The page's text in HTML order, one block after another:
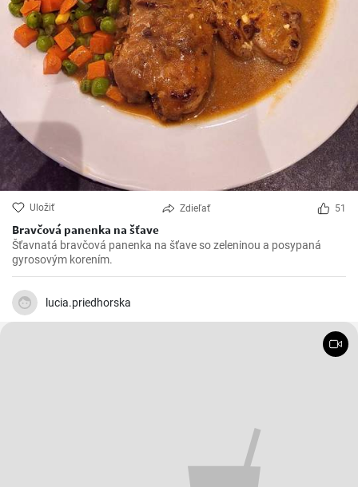
Uložiť Zdieľať 51
Bravčová panenka na šťave
Šťavnatá bravčová panenka na šťave so zeleninou a posypaná
gyrosovým korením.
lucia.priedhorska